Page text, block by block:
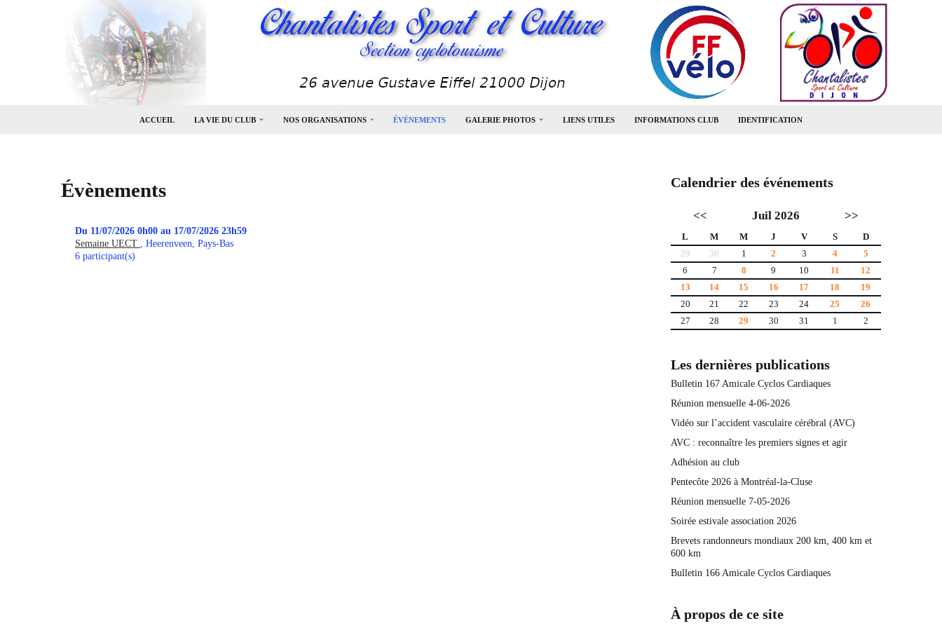
ACCUEIL LA VIE DU CLUB NOS ORGANISATIONS ÉVÉNEMENTS GALERIE PHOTOS LIENS UTILES INFORMATIONS CLUB IDENTIFICATION
Évènements
Du 11/07/2026 0h00 au 17/07/2026 23h59
Semaine UECT , Heerenveen, Pays-Bas
6 participant(s)
Calendrier des événements
<< Juil 2026 >>
L M M J V S
D
29
30 1 2 3 4
5
6
7 8 9 10 11
12
13
14 15 16 17 18
19
20
21 22 23 24 25
26
27
28 29 30 31 1 2
Les dernières publications
Bulletin 167 Amicale Cyclos Cardiaques
Réunion mensuelle 4-06-2026
Vidéo sur l’accident vasculaire cérébral (AVC)
AVC : reconnaître les premiers signes et agir
Adhésion au club
Pentecôte 2026 à Montréal-la-Cluse
Réunion mensuelle 7-05-2026
Soirée estivale association 2026
Brevets randonneurs mondiaux 200 km, 400 km et
600 km
Bulletin 166 Amicale Cyclos Cardiaques
À propos de ce site